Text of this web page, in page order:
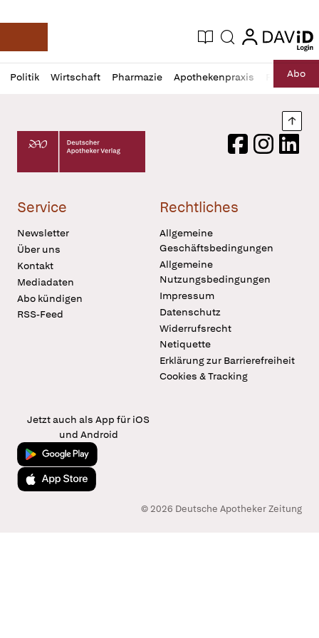
Deutsche Apotheker Zeitung
Aktuelle Ausgabe
Suche login
login
Politik Wirtschaft Pharmazie Apothekenpraxis RechtAbo
Profil
öffnen
Daz
Pur
Deutscher Apotheker Verlag Logo
FacebookInstagram
Service
Newsletter
Über uns
Kontakt
Mediadaten
Abo kündigen
RSS-Feed
Rechtliches
Allgemeine
Geschäftsbedingungen
Allgemeine
Nutzungsbedingungen
Impressum
Datenschutz
Widerrufsrecht
Netiquette
Erklärung zur Barrierefreiheit
Cookies & Tracking
Jetzt auch als App für iOS
und Android
Jetzt bei Google Play
Laden im App Store
© 2026 Deutsche Apotheker Zeitung